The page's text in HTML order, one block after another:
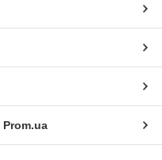
Prom.ua